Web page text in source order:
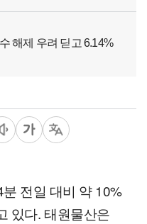
해제 우려 딛고 6.14%
전일 대비 약 10%
있다. 태원물산은